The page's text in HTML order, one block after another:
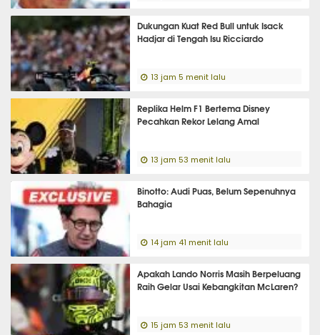
Dukungan Kuat Red Bull untuk Isack
Hadjar di Tengah Isu Ricciardo
13 jam 5 menit lalu
Replika Helm F1 Bertema Disney
Pecahkan Rekor Lelang Amal
13 jam 53 menit lalu
Binotto: Audi Puas, Belum Sepenuhnya
Bahagia
14 jam 41 menit lalu
Apakah Lando Norris Masih Berpeluang
Raih Gelar Usai Kebangkitan McLaren?
15 jam 53 menit lalu